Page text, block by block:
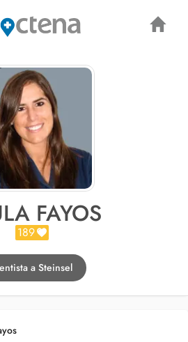
FAYOS
189
a Steinsel